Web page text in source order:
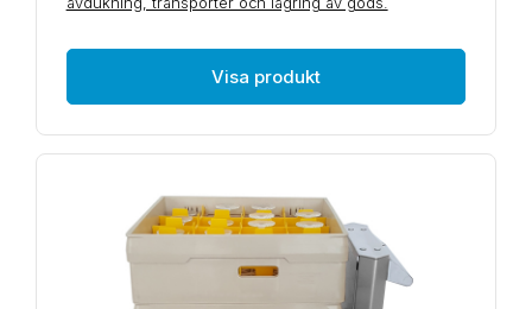
Visa produkt